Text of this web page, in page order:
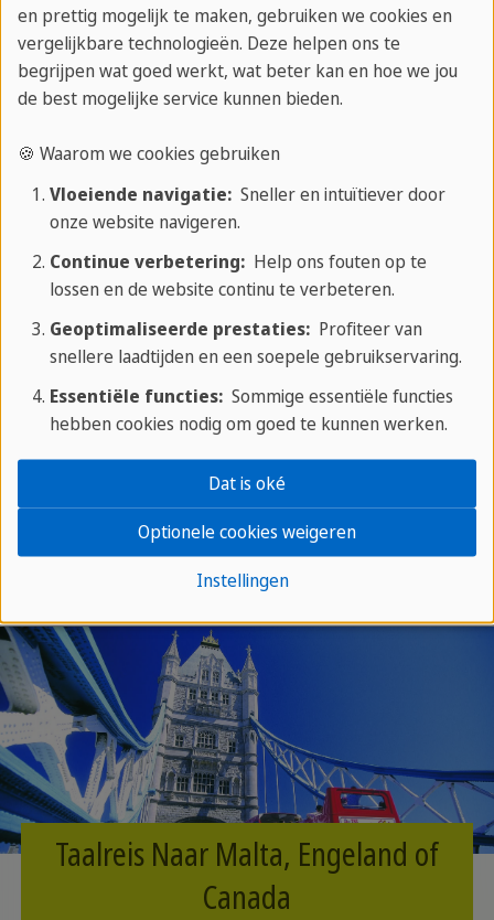
aanscherpen.
Bovendien belichaamt Sherlock Holmes als
personage enkele belangrijke deugden die van
observatievermogen, logica en een zoektocht naar
gerechtigheid. Deze eigenschappen maken Holmes
niet alleen een meester-detective, maar ook een
inspirerend voorbeeld voor lezers van alle
leeftijden.
Dus, terwijl Sherlock Holmes misschien wel een
hij mensen inspireren om de straten van Londen te
Zijn avonturen bieden niet alleen een spannende
ontsnapping aan de werkelijkheid, maar ook een
uitnodiging om dieper na te denken over de wereld
Taalreis Naar Malta, Engeland of
Canada
en prettig mogelijk te maken, gebruiken we cookies en
vergelijkbare technologieën. Deze helpen ons te
begrijpen wat goed werkt, wat beter kan en hoe we jou
de best mogelijke service kunnen bieden.
🍪 Waarom we cookies gebruiken
Vloeiende navigatie:Sneller en intuïtiever door
onze website navigeren.
Continue verbetering:Help ons fouten op te
lossen en de website continu te verbeteren.
Geoptimaliseerde prestaties:Profiteer van
snellere laadtijden en een soepele gebruikservaring.
Essentiële functies:Sommige essentiële functies
hebben cookies nodig om goed te kunnen werken.
Instellingen
Optionele cookies weigeren
Dat is oké